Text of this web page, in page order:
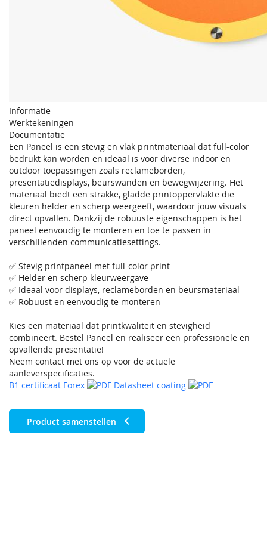
Informatie
Werktekeningen
Documentatie
Een Paneel is een stevig en vlak printmateriaal dat full-color
bedrukt kan worden en ideaal is voor diverse indoor en
outdoor toepassingen zoals reclameborden,
presentatiedisplays, beurswanden en bewegwijzering. Het
materiaal biedt een strakke, gladde printoppervlakte die
kleuren helder en scherp weergeeft, waardoor jouw visuals
direct opvallen. Dankzij de robuuste eigenschappen is het
paneel eenvoudig te monteren en toe te passen in
verschillenden communicatiesettings.
✅ Stevig printpaneel met full-color print
✅ Helder en scherp kleurweergave
✅ Ideaal voor displays, reclameborden en beursmateriaal
✅ Robuust en eenvoudig te monteren
Kies een materiaal dat printkwaliteit en stevigheid
combineert. Bestel Paneel en realiseer een professionele en
opvallende presentatie!
Neem contact met ons op voor de actuele
aanleverspecificaties.
B1 certificaat Forex
Datasheet coating
Product samenstellen